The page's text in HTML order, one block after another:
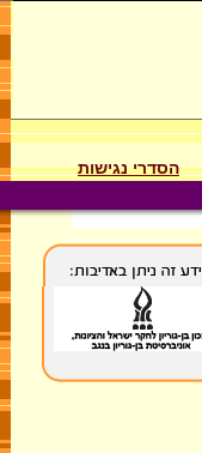
הסדרי נגישות